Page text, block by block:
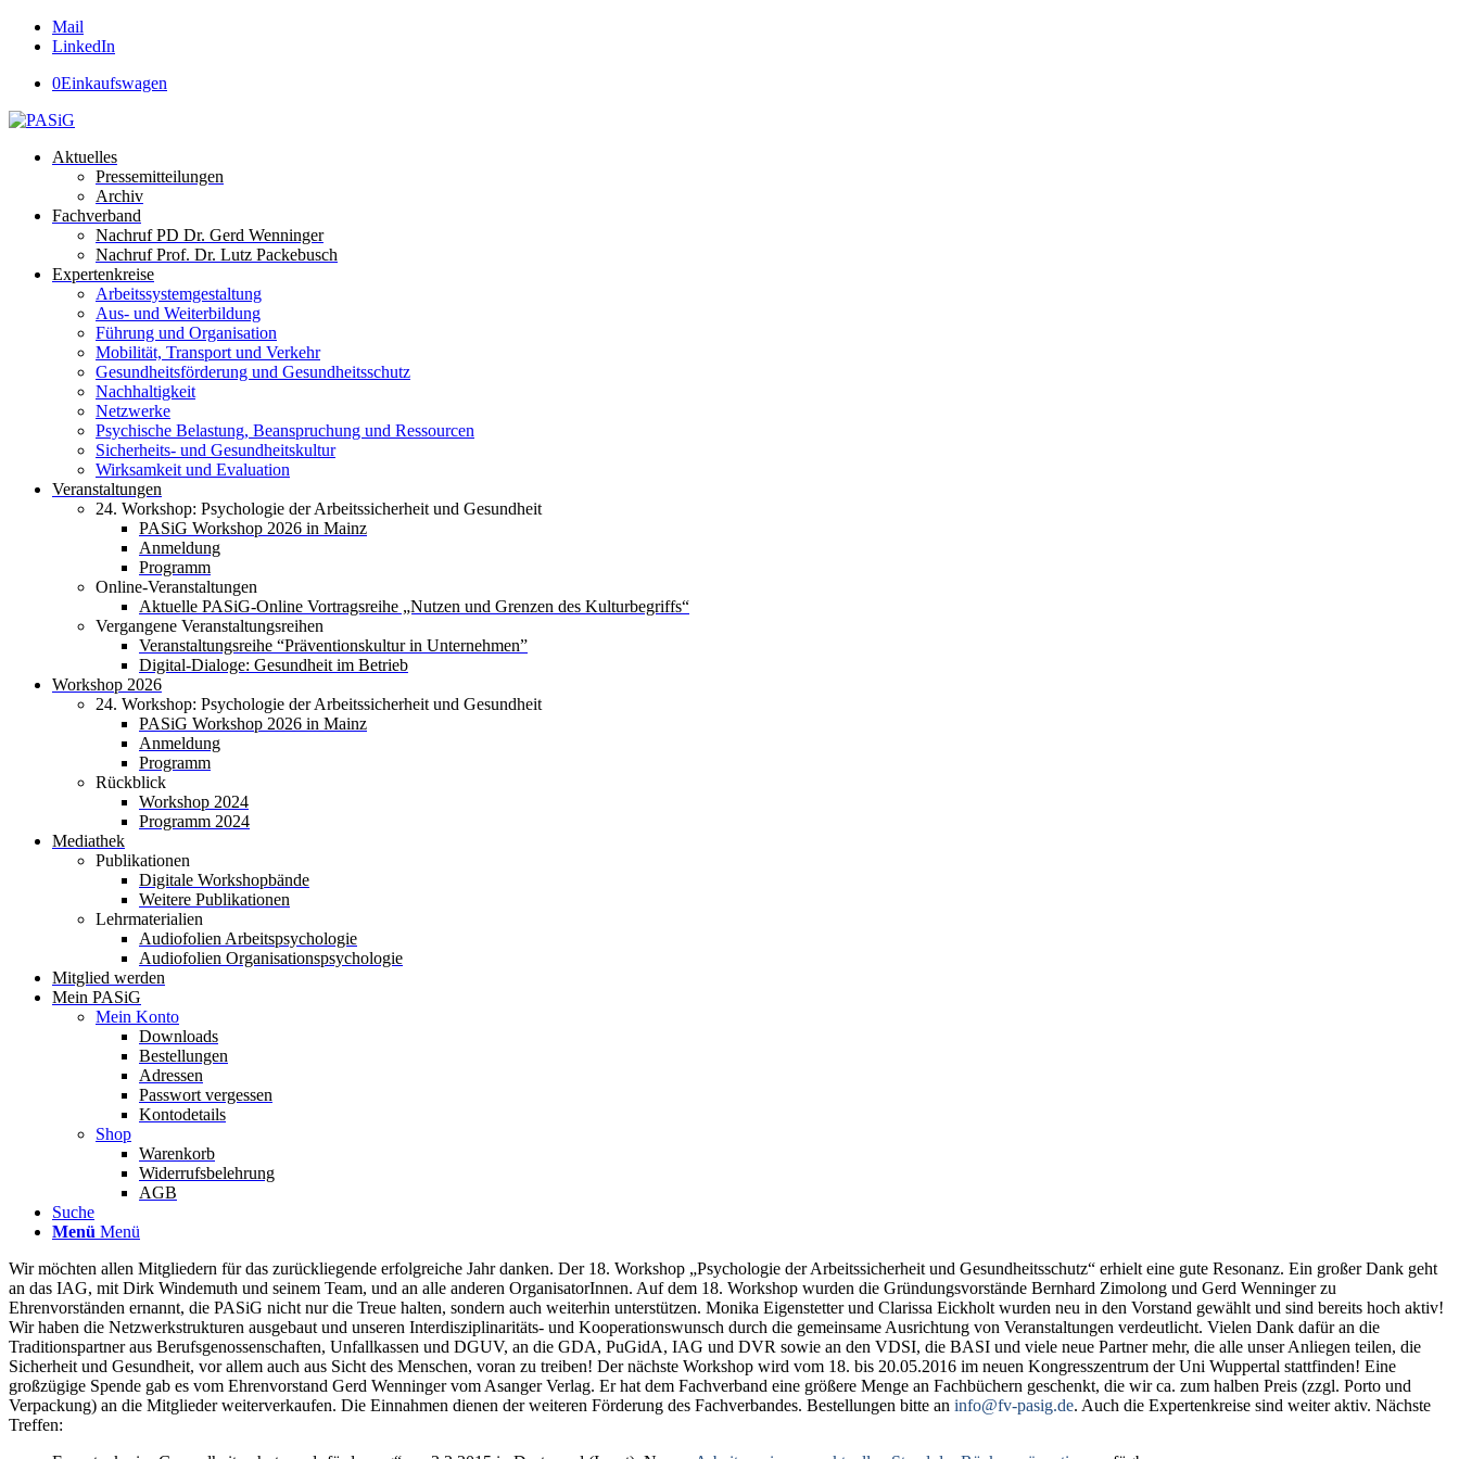
Mail
LinkedIn
0Einkaufswagen
Aktuelles
Pressemitteilungen
Archiv
Fachverband
Nachruf PD Dr. Gerd Wenninger
Nachruf Prof. Dr. Lutz Packebusch
Expertenkreise
Arbeitssystemgestaltung
Aus- und Weiterbildung
Führung und Organisation
Mobilität, Transport und Verkehr
Gesundheitsförderung und Gesundheitsschutz
Nachhaltigkeit
Netzwerke
Psychische Belastung, Beanspruchung und Ressourcen
Sicherheits- und Gesundheitskultur
Wirksamkeit und Evaluation
Veranstaltungen
24. Workshop: Psychologie der Arbeitssicherheit und Gesundheit
PASiG Workshop 2026 in Mainz
Anmeldung
Programm
Online-Veranstaltungen
Aktuelle PASiG-Online Vortragsreihe „Nutzen und Grenzen des Kulturbegriffs“
Vergangene Veranstaltungsreihen
Veranstaltungsreihe “Präventionskultur in Unternehmen”
Digital-Dialoge: Gesundheit im Betrieb
Workshop 2026
24. Workshop: Psychologie der Arbeitssicherheit und Gesundheit
PASiG Workshop 2026 in Mainz
Anmeldung
Programm
Rückblick
Workshop 2024
Programm 2024
Mediathek
Publikationen
Digitale Workshopbände
Weitere Publikationen
Lehrmaterialien
Audiofolien Arbeitspsychologie
Audiofolien Organisationspsychologie
Mitglied werden
Mein PASiG
Mein Konto
Downloads
Bestellungen
Adressen
Passwort vergessen
Kontodetails
Shop
Warenkorb
Widerrufsbelehrung
AGB
Suche
Menü Menü
Wir möchten allen Mitgliedern für das zurückliegende erfolgreiche Jahr danken. Der 18. Workshop „Psychologie der Arbeitssicherheit und Gesundheitsschutz“ erhielt eine gute Resonanz. Ein großer Dank geht
an das IAG, mit Dirk Windemuth und seinem Team, und an alle anderen OrganisatorInnen. Auf dem 18. Workshop wurden die Gründungsvorstände Bernhard Zimolong und Gerd Wenninger zu
Ehrenvorständen ernannt, die PASiG nicht nur die Treue halten, sondern auch weiterhin unterstützen. Monika Eigenstetter und Clarissa Eickholt wurden neu in den Vorstand gewählt und sind bereits hoch aktiv!
Wir haben die Netzwerkstrukturen ausgebaut und unseren Interdisziplinaritäts- und Kooperationswunsch durch die gemeinsame Ausrichtung von Veranstaltungen verdeutlicht. Vielen Dank dafür an die
Traditionspartner aus Berufsgenossenschaften, Unfallkassen und DGUV, an die GDA, PuGidA, IAG und DVR sowie an den VDSI, die BASI und viele neue Partner mehr, die alle unser Anliegen teilen, die
Sicherheit und Gesundheit, vor allem auch aus Sicht des Menschen, voran zu treiben! Der nächste Workshop wird vom 18. bis 20.05.2016 im neuen Kongresszentrum der Uni Wuppertal stattfinden! Eine
großzügige Spende gab es vom Ehrenvorstand Gerd Wenninger vom Asanger Verlag. Er hat dem Fachverband eine größere Menge an Fachbüchern geschenkt, die wir ca. zum halben Preis (zzgl. Porto und
Verpackung) an die Mitglieder weiterverkaufen. Die Einnahmen dienen der weiteren Förderung des Fachverbandes. Bestellungen bitte an info@fv-pasig.de. Auch die Expertenkreise sind weiter aktiv. Nächste
Treffen: